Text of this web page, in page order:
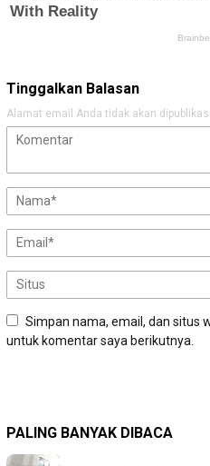
Tinggalkan Balasan
Alamat email Anda tidak akan
Simpan nama, email, dan situs
untuk komentar saya berikutnya.
PALING BANYAK DIBACA